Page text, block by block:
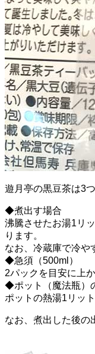
遊月亭の黒豆茶は3
◆煮出す場合
沸騰させたお湯1リ
ります。
なお、冷蔵庫で冷や
◆急須（500ml）
2パックを目安に上
◆ポット（魔法瓶）
ポットの熱湯1リッ
なお、煮出した後の